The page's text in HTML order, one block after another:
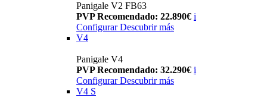
Panigale V2 FB63
PVP Recomendado: 22.890€ i
Configurar Descubrir más
V4
Panigale V4
PVP Recomendado: 32.290€ i
Configurar Descubrir más
V4 S